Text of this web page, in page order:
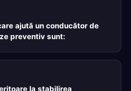
ajută un conducător de
preventiv sunt:
la stabilirea